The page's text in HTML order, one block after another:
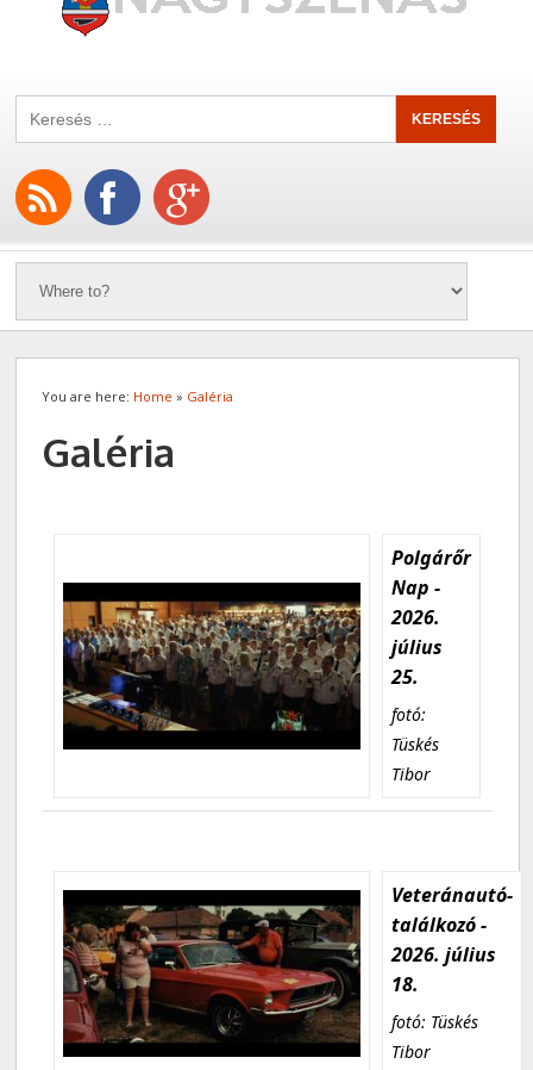
You are here: Home » Galéria
Galéria
Polgárőr
Nap -
2026.
július
25.
fotó:
Tüskés
Tibor
Veteránautó-
találkozó -
2026. július
18.
fotó: Tüskés
Tibor